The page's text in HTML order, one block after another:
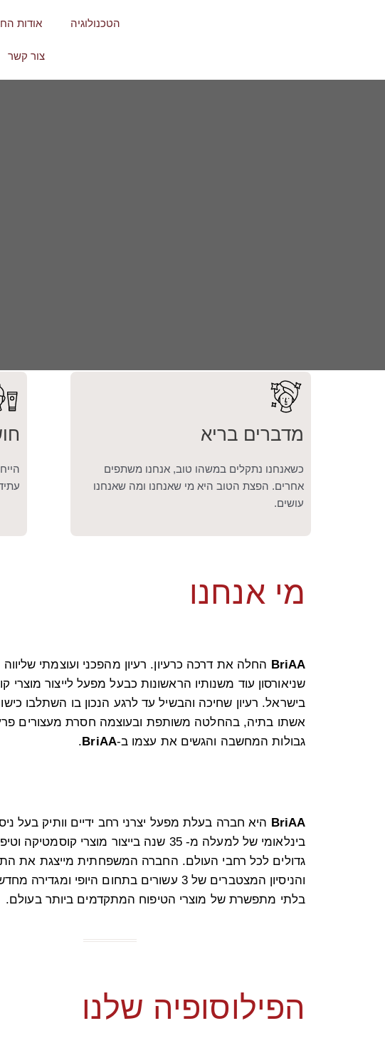
הטכנולוגיה אודות
צור קשר
מדברים בריא
כשאנחנו נתקלים במשהו טוב, אנחנו משתפים
אחרים. הפצת הטוב היא מי שאנחנו ומה שאנחנו
עושים.
מי אנחנו
BriAA החלה את דרכה כרעיון. רעיון מהפכני ועוצמתי
שניאורסון עוד משנותיו הראשונות כבעל מפעל לייצור מוצרי
בישראל. רעיון שחיכה והבשיל עד לרגע הנכון בו השתלבו
אשתו בתיה, בהחלטה משותפת ובעוצמה חסרת מעצורים
גבולות המחשבה והגשים את עצמו ב-BriAA
.
BriAA היא חברה בעלת מפעל יצרני רחב ידיים וותיק בעל
בינלאומי של למעלה מ- 35 שנה בייצור מוצרי
גדולים לכל רחבי העולם. החברה המשפחתית מייצגת את
והניסיון המצטברים של 3 עשורים בתחום היופי
בלתי מתפשרת של מוצרי הטיפוח המתקדמים ביותר בעולם.
הפילוסופיה שלנו